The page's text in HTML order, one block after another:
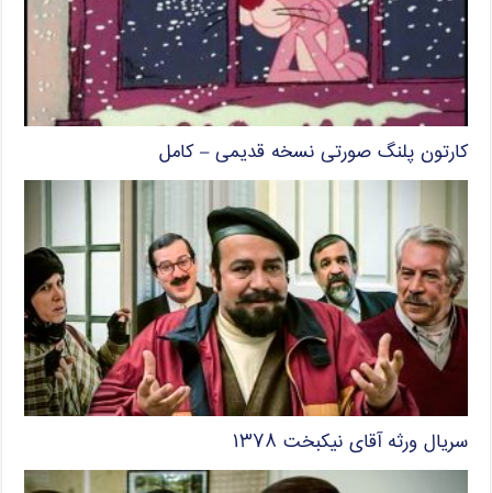
کارتون پلنگ صورتی نسخه قدیمی – کامل
سریال ورثه آقای نیکبخت ۱۳۷۸